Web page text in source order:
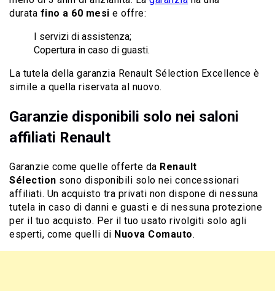
durata fino a 60 mesi e offre:
I servizi di assistenza;
Copertura in caso di guasti.
La tutela della garanzia Renault Sélection Excellence è
simile a quella riservata al nuovo.
Garanzie disponibili solo nei saloni
affiliati Renault
Garanzie come quelle offerte da Renault
Sélection sono disponibili solo nei concessionari
affiliati. Un acquisto tra privati non dispone di nessuna
tutela in caso di danni e guasti e di nessuna protezione
per il tuo acquisto. Per il tuo usato rivolgiti solo agli
esperti, come quelli di Nuova Comauto.